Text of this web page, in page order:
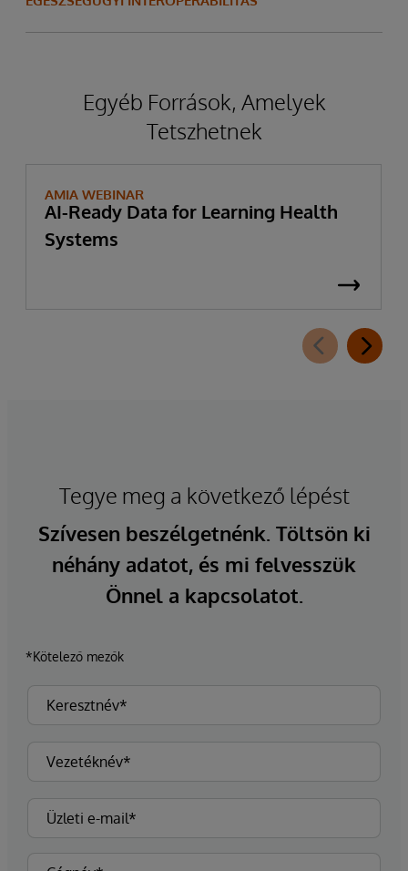
Egyéb Források, Amelyek
Tetszhetnek
AMIA WEBINAR
AI-Ready Data for Learning Health
Systems
Tegye meg a következő lépést
Szívesen beszélgetnénk. Töltsön ki
néhány adatot, és mi felvesszük
Önnel a kapcsolatot.
*Kötelező mezők